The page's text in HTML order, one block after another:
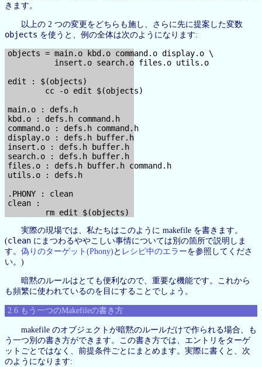
きます。
以上の 2 つの変更をどちらも施し、さらに先に提案した変数
objects を使うと、例の全体は次のようになります:
objects = main.o kbd.o command.o display.o \
          insert.o search.o files.o utils.o
edit : $(objects)
        cc -o edit $(objects)
main.o : defs.h
kbd.o : defs.h command.h
command.o : defs.h command.h
display.o : defs.h buffer.h
insert.o : defs.h buffer.h
search.o : defs.h buffer.h
files.o : defs.h buffer.h command.h
utils.o : defs.h
.PHONY : clean
clean :
実際の現場では、私たちはこのように makefile を書きます。
(clean にまつわるややこしい事情については別の箇所で説明しま
す。 偽りのターゲット(Phony) と レシピ中のエラーを参照してくださ
い。)
暗黙のルールはとても便利なので、重要な機能です。これから
も頻繁に使われているのを目にすることでしょう。
2.6 もう一つのMakefileの書き方
makefile のオブジェクトが暗黙のルールだけで作られる場合、も
う一つ別の書き方ができます。この書き方では、エントリをターゲ
ットごとではなく、前提条件ごとにまとめます。実際に書くと、次
のようになります: